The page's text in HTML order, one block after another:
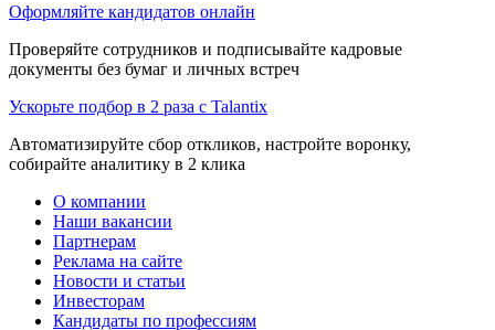
Оформляйте кандидатов онлайн
Проверяйте сотрудников и подписывайте кадровые
документы без бумаг и личных встреч
Ускорьте подбор в 2 раза с Talantix
Автоматизируйте сбор откликов, настройте воронку,
собирайте аналитику в 2 клика
О компании
Наши вакансии
Партнерам
Реклама на сайте
Новости и статьи
Инвесторам
Кандидаты по профессиям